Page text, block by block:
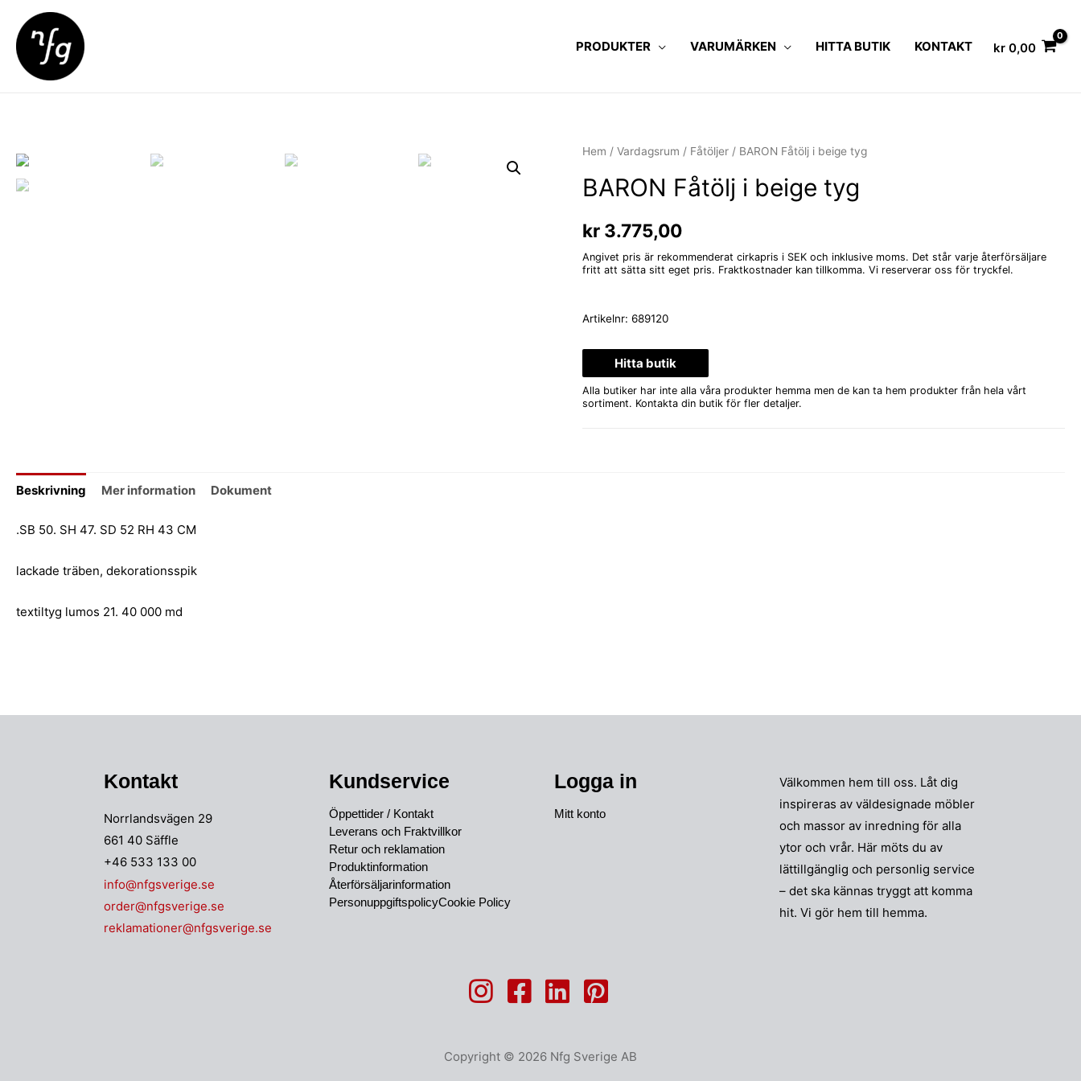
PRODUKTER VARUMÄRKEN HITTA BUTIK KONTAKT kr 0,00
Hem /Vardagsrum / Fåtöljer / BARON Fåtölj i beige tyg
BARON Fåtölj i beige tyg
kr 3.775,00
Angivet pris är rekommenderat cirkapris i SEK och inklusive moms. Det står varje återförsäljare
fritt att sätta sitt eget pris. Fraktkostnader kan tillkomma. Vi reserverar oss för tryckfel.
Artikelnr:689120
Hitta butik
Alla butiker har inte alla våra produkter hemma men de kan ta hem produkter från hela vårt
sortiment. Kontakta din butik för fler detaljer.
Beskrivning Mer information Dokument
.SB 50. SH 47. SD 52 RH 43 CM
lackade träben, dekorationsspik
textiltyg lumos 21. 40 000 md
Kontakt
Norrlandsvägen 29
661 40 Säffle
+46 533 133 00
info@nfgsverige.se
order@nfgsverige.se
reklamationer@nfgsverige.se
Kundservice
Öppettider / Kontakt
Leverans och Fraktvillkor
Retur och reklamation
Produktinformation
Återförsäljarinformation
PersonuppgiftspolicyCookie Policy
Logga in
Mitt konto
Välkommen hem till oss. Låt dig
inspireras av väldesignade möbler
och massor av inredning för alla
ytor och vrår. Här möts du av
lättillgänglig och personlig service
– det ska kännas tryggt att komma
hit. Vi gör hem till hemma.
Copyright © 2026 Nfg Sverige AB